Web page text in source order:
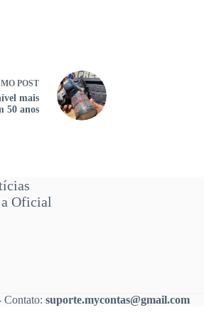
POST
mais
50 anos
Oficial
Contato:suporte.mycontas@gmail.com